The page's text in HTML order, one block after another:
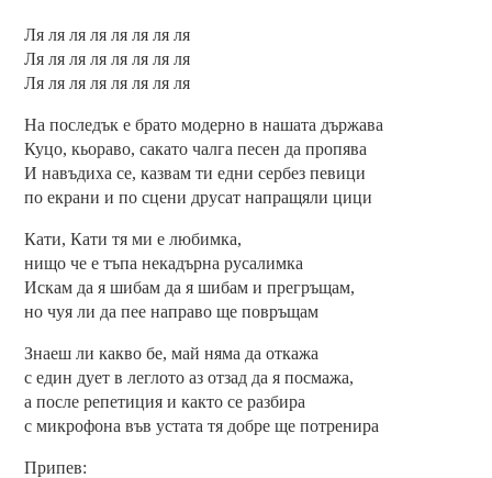
Ля ля ля ля ля ля ля ля
Ля ля ля ля ля ля ля ля
Ля ля ля ля ля ля ля ля
На последък е брато модерно в нашата държава
Куцо, кьораво, сакато чалга песен да пропява
И навъдиха се, казвам ти едни сербез певици
по екрани и по сцени друсат напращяли цици
Кати, Кати тя ми е любимка,
нищо че е тъпа некадърна русалимка
Искам да я шибам да я шибам и прегръщам,
но чуя ли да пее направо ще повръщам
Знаеш ли какво бе, май няма да откажа
с един дует в леглото аз отзад да я посмажа,
а после репетиция и както се разбира
с микрофона във устата тя добре ще потренира
Припев: